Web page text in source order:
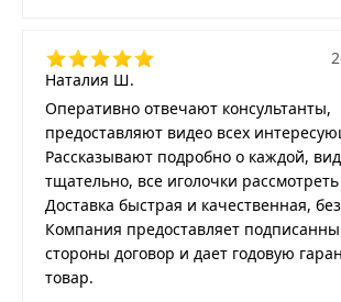
Наталия Ш.
Оперативно отвечают консультанты,
предоставляют видео всех
Рассказывают подробно о каждой,
тщательно, все иголочки
Доставка быстрая и качественная,
Компания предоставляет
стороны договор и дает годовую
товар.